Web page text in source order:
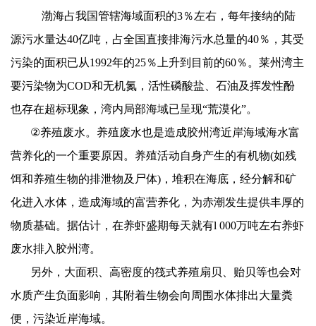
渤海占我国管辖海域面积的3％左右，每年接纳的陆
源污水量达40亿吨，占全国直接排海污水总量的40％，其受
污染的面积已从1992年的25％上升到目前的60％。莱州湾主
要污染物为COD和无机氮，活性磷酸盐、石油及挥发性酚
也存在超标现象，湾内局部海域已呈现“荒漠化”。
②养殖废水。养殖废水也是造成胶州湾近岸海域海水富
营养化的一个重要原因。养殖活动自身产生的有机物(如残
饵和养殖生物的排泄物及尸体) ，堆积在海底，经分解和矿
化进入水体，造成海域的富营养化，为赤潮发生提供丰厚的
物质基础。据估计，在养虾盛期每天就有l 000万吨左右养虾
废水排入胶州湾。
另外，大面积、高密度的筏式养殖扇贝、贻贝等也会对
水质产生负面影响，其附着生物会向周围水体排出大量粪
便，污染近岸海域。